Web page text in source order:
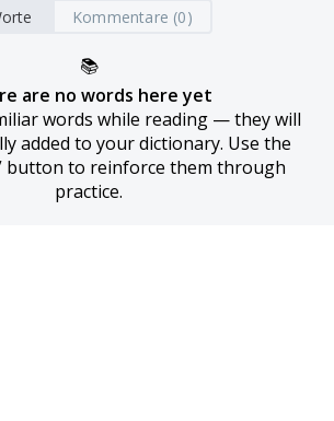
Kommentare (0)
📚
are no words here yet
words while reading — they will
added to your dictionary. Use the
button to reinforce them through
practice.